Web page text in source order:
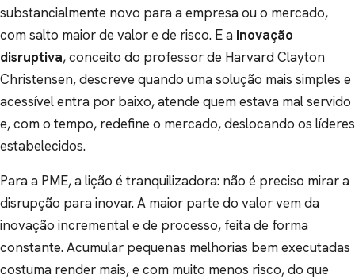
substancialmente novo para a empresa ou o mercado,
com salto maior de valor e de risco. E a inovação
disruptiva, conceito do professor de Harvard Clayton
Christensen, descreve quando uma solução mais simples e
acessível entra por baixo, atende quem estava mal servido
e, com o tempo, redefine o mercado, deslocando os líderes
estabelecidos.
Para a PME, a lição é tranquilizadora: não é preciso mirar a
disrupção para inovar. A maior parte do valor vem da
inovação incremental e de processo, feita de forma
constante. Acumular pequenas melhorias bem executadas
costuma render mais, e com muito menos risco, do que